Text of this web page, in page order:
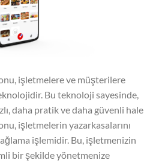
işletmelere ve müşterilere
Bu teknoloji sayesinde,
daha pratik ve daha güvenli hale
işletmelerin yazarkasalarını
işlemidir. Bu, işletmenizin
bir şekilde yönetmenize